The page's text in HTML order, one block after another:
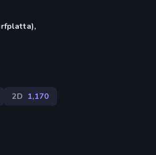
2D 1,170